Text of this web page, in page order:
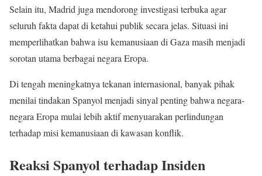
Selain itu, Madrid juga mendorong investigasi terbuka agar
seluruh fakta dapat di ketahui publik secara jelas. Situasi ini
memperlihatkan bahwa isu kemanusiaan di Gaza masih menjadi
sorotan utama berbagai negara Eropa.
Di tengah meningkatnya tekanan internasional, banyak pihak
menilai tindakan Spanyol menjadi sinyal penting bahwa negara-
negara Eropa mulai lebih aktif menyuarakan perlindungan
terhadap misi kemanusiaan di kawasan konflik.
Reaksi Spanyol terhadap Insiden